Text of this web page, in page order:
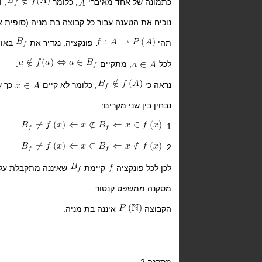
נוכיח את הטענה עבור כל קבוצה בת מניה (סופית
תהי פונקציה. נגדיר את
לכל , מתקיים
נראה כי , כלומר לא קיים כך
נבחין בין שני מקרים:
1.
2.
לכן לכל פונקציה קיימת שאיננה מתקבלת על
מסקנה ממשפט קנטור
הקבוצה איננה בת מניה.